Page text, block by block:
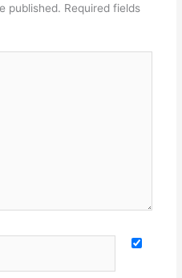
published. Required fields